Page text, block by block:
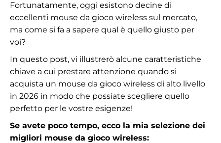
Fortunatamente, oggi esistono decine di
eccellenti mouse da gioco wireless sul mercato,
ma come si fa a sapere qual è quello giusto per
voi?
In questo post, vi illustrerò alcune caratteristiche
chiave a cui prestare attenzione quando si
acquista un mouse da gioco wireless di alto livello
in 2026 in modo che possiate scegliere quello
perfetto per le vostre esigenze!
Se avete poco tempo, ecco la mia selezione dei
migliori mouse da gioco wireless: